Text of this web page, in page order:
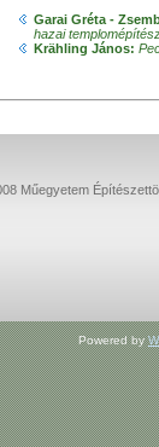
Garai Gréta -
hazai
Krähling János:
Műegyetem
Powered by